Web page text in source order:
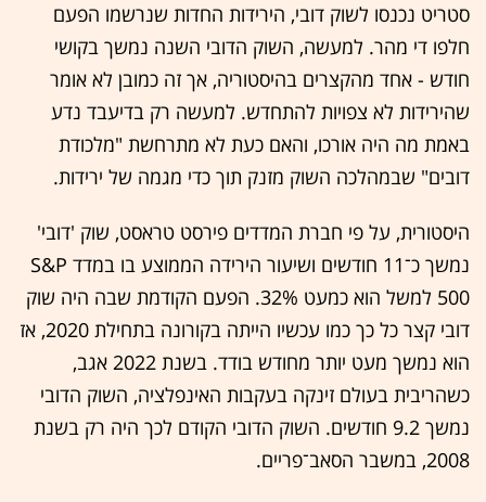
סטריט נכנסו לשוק דובי, הירידות החדות שנרשמו הפעם
חלפו די מהר. למעשה, השוק הדובי השנה נמשך בקושי
חודש - אחד מהקצרים בהיסטוריה, אך זה כמובן לא אומר
שהירידות לא צפויות להתחדש. למעשה רק בדיעבד נדע
באמת מה היה אורכו, והאם כעת לא מתרחשת "מלכודת
דובים" שבמהלכה השוק מזנק תוך כדי מגמה של ירידות.
היסטורית, על פי חברת המדדים פירסט טראסט, שוק 'דובי'
נמשך כ־11 חודשים ושיעור הירידה הממוצע בו במדד S&P
500 למשל הוא כמעט 32%. הפעם הקודמת שבה היה שוק
דובי קצר כל כך כמו עכשיו הייתה בקורונה בתחילת 2020, אז
הוא נמשך מעט יותר מחודש בודד. בשנת 2022 אגב,
כשהריבית בעולם זינקה בעקבות האינפלציה, השוק הדובי
נמשך 9.2 חודשים. השוק הדובי הקודם לכך היה רק בשנת
2008, במשבר הסאב־פריים.